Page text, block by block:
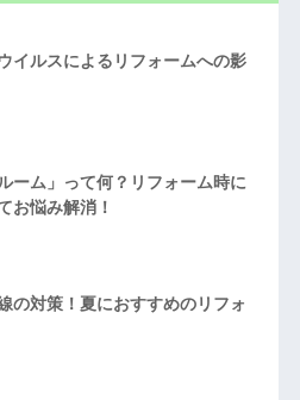
イルスによるリフォームへの影
ーム」って何？リフォーム時に
お悩み解消！
の対策！夏におすすめのリフォ